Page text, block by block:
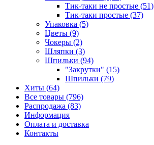
Тик-таки не простые (51)
Тик-таки простые (37)
Упаковка (5)
Цветы (9)
Чокеры (2)
Шляпки (3)
Шпильки (94)
"Закрутки" (15)
Шпильки (79)
Хиты (64)
Все товары (796)
Распродажа (83)
Информация
Оплата и доставка
Контакты